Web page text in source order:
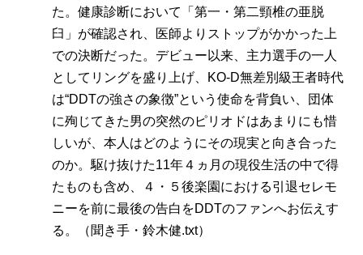
た。健康診断において「第一・第二頸椎の亜脱
臼」が確認され、医師よりストップがかかった上
での決断だった。デビュー以来、主力選手の一人
としてリングを盛り上げ、KO-D無差別級王者時代
は“DDTの強さの象徴”という使命を背負い、団体
に殉じてきた男の突然のピリオドはあまりにも惜
しいが、本人はどのようにその現実と向き合った
のか。駆け抜けた11年４ヵ月の現役生活の中で得
たものも含め、４・５後楽園における引退セレモ
ニーを前に最後の告白をDDTのファンへお伝えす
る。（聞き手・鈴木健.txt）